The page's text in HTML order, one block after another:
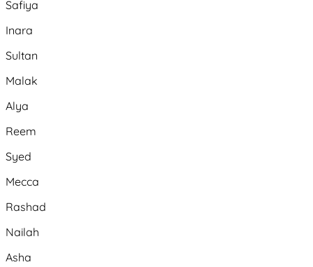
Safiya
Inara
Sultan
Malak
Alya
Reem
Syed
Mecca
Rashad
Nailah
Asha